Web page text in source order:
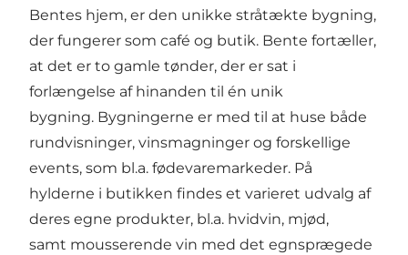
Bentes hjem, er den unikke stråtækte bygning,
der fungerer som café og butik. Bente fortæller,
at det er to gamle tønder, der er sat i
forlængelse af hinanden til én unik
bygning. Bygningerne er med til at huse både
rundvisninger, vinsmagninger og forskellige
events, som bl.a. fødevaremarkeder. På
hylderne i butikken findes et varieret udvalg af
deres egne produkter, bl.a. hvidvin, mjød,
samt mousserende vin med det egnsprægede